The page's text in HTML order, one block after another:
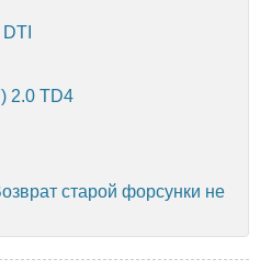
2.0 TD4
старой форсунки не